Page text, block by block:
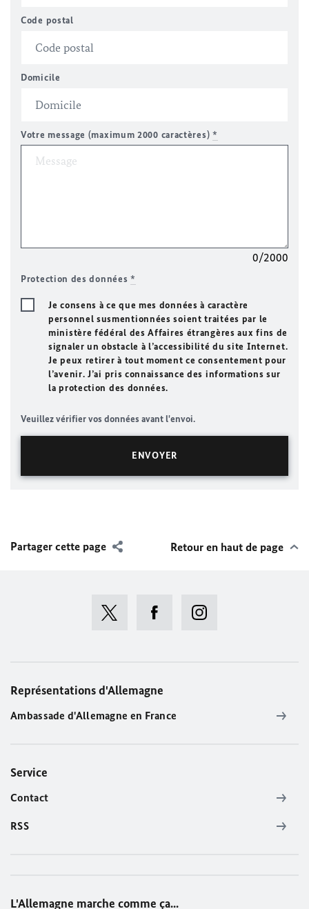
Code postal
Domicile
Votre message (maximum 2000 caractères) *
0/2000
Protection des données*
Je consens à ce que mes données à caractère
personnel susmentionnées soient traitées par le
ministère fédéral des Affaires étrangères aux fins de
signaler un obstacle à l’accessibilité du site Internet.
Je peux retirer à tout moment ce consentement pour
l’avenir. J’ai pris connaissance des informations sur
la protection des données.
Veuillez vérifier vos données avant l'envoi.
Partager cette page Retour en haut de page
Représentations d'Allemagne
Ambassade d'Allemagne en France
Service
Contact
RSS
L'Allemagne marche comme ça...